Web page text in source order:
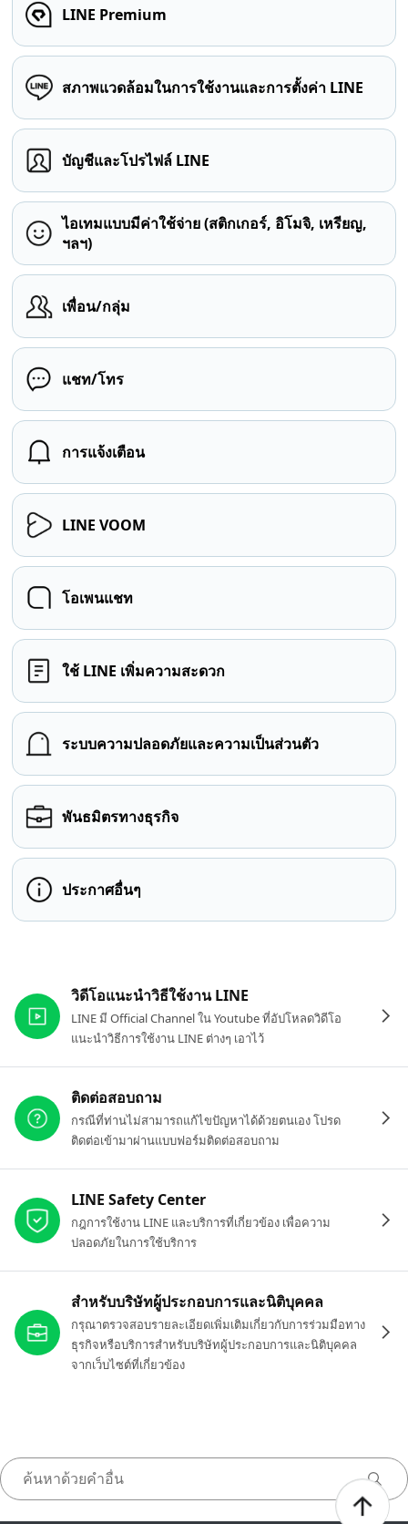
LINE Premium
สภาพแวดล้อมในการใช้งานและการตั้งค่า LINE
บัญชีและโปรไฟล์ LINE
ไอเทมแบบมีค่าใช้จ่าย (สติกเกอร์, อิโมจิ, เหรียญ,
ฯลฯ)
เพื่อน/กลุ่ม
แชท/โทร
การแจ้งเตือน
LINE VOOM
โอเพนแชท
ใช้ LINE เพิ่มความสะดวก
ระบบความปลอดภัยและความเป็นส่วนตัว
พันธมิตรทางธุรกิจ
ประกาศอื่นๆ
วิดีโอแนะนำวิธีใช้งาน LINE
LINE มี Official Channel ใน Youtube ที่อัปโหลดวิดีโอ
แนะนำวิธีการใช้งาน LINE ต่างๆ เอาไว้
ติดต่อสอบถาม
กรณีที่ท่านไม่สามารถแก้ไขปัญหาได้ด้วยตนเอง โปรด
ติดต่อเข้ามาผ่านแบบฟอร์มติดต่อสอบถาม
LINE Safety Center
กฎการใช้งาน LINE และบริการที่เกี่ยวข้อง เพื่อความ
ปลอดภัยในการใช้บริการ
สำหรับบริษัทผู้ประกอบการและนิติบุคคล
กรุณาตรวจสอบรายละเอียดเพิ่มเติมเกี่ยวกับการร่วมมือทาง
ธุรกิจหรือบริการสำหรับบริษัทผู้ประกอบการและนิติบุคคล
จากเว็บไซต์ที่เกี่ยวข้อง